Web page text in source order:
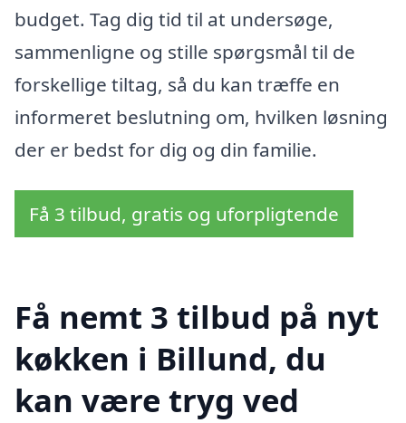
budget. Tag dig tid til at undersøge,
sammenligne og stille spørgsmål til de
forskellige tiltag, så du kan træffe en
informeret beslutning om, hvilken løsning
der er bedst for dig og din familie.
Få 3 tilbud, gratis og uforpligtende
Få nemt 3 tilbud på nyt
køkken i Billund, du
kan være tryg ved